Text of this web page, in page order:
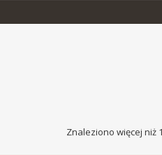
Znaleziono więcej niż